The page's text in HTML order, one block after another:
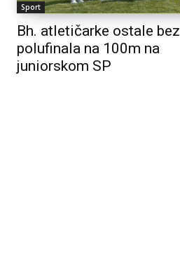
Sport
Bh. atletičarke ostale bez
polufinala na 100m na
juniorskom SP